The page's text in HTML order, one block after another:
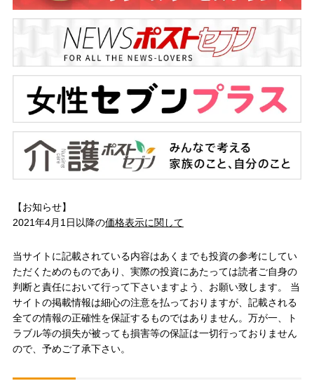
【お知らせ】
2021年4月1日以降の価格表示に関して
当サイトに記載されている内容はあくまでも投資の参考にしてい
ただくためのものであり、実際の投資にあたっては読者ご自身の
判断と責任において行って下さいますよう、お願い致します。 当
サイトの掲載情報は細心の注意を払っておりますが、記載される
全ての情報の正確性を保証するものではありません。万が一、ト
ラブル等の損失が被っても損害等の保証は一切行っておりません
ので、予めご了承下さい。